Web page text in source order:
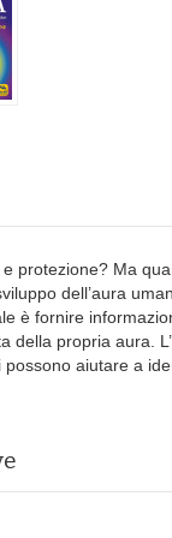
protezione? Ma
dell’aura
è fornire
della propria aura.
aiutare a